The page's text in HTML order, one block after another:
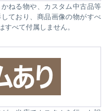
ねる物や、カスタム中古品等
ており、商品画像の物がすべ
べて付属しません。